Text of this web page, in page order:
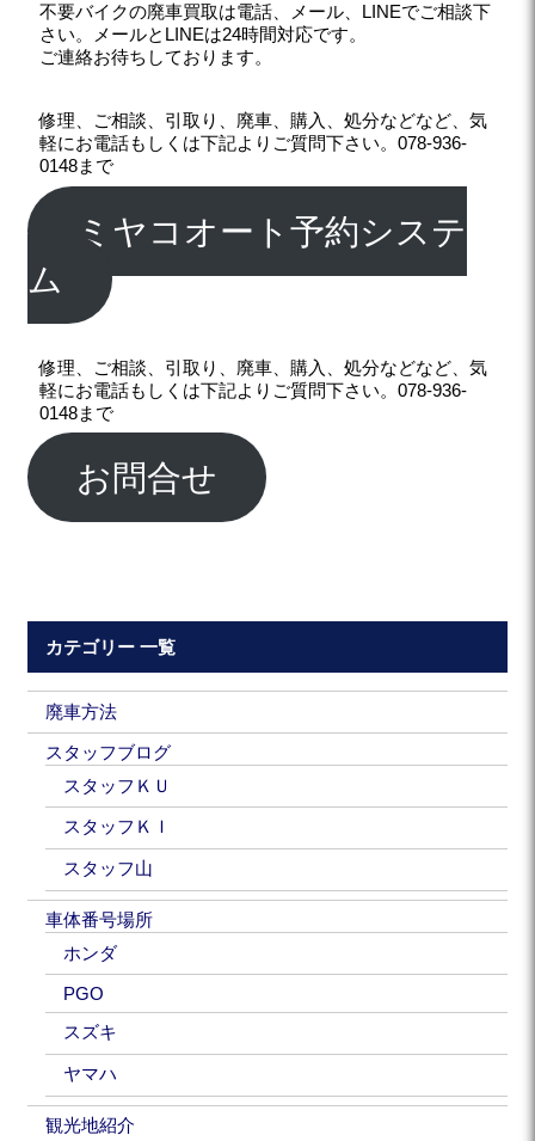
不要バイクの廃車買取は電話、メール、LINEでご相談下
さい。メールとLINEは24時間対応です。
ご連絡お待ちしております。
修理、ご相談、引取り、廃車、購入、処分などなど、気
軽にお電話もしくは下記よりご質問下さい。078-936-
0148まで
ミヤコオート予約システ
ム
修理、ご相談、引取り、廃車、購入、処分などなど、気
軽にお電話もしくは下記よりご質問下さい。078-936-
0148まで
お問合せ
カテゴリー 一覧
廃車方法
スタッフブログ
スタッフＫＵ
スタッフＫＩ
スタッフ山
車体番号場所
ホンダ
PGO
スズキ
ヤマハ
観光地紹介